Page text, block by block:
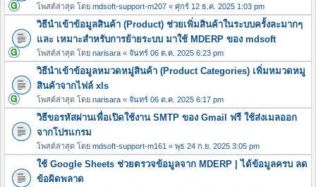
โพสต์ล่าสุด โดย mdsoft-support-m207 « ศุกร์ 12 ธ.ค. 2025 1:03 pm
วิธีนำเข้าข้อมูลสินค้า (Product) ช่วยเพิ่มสินค้าในระบบครั้งละมากๆ
และ เหมาะสำหรับการย้ายระบบ มาใช้ MDERP ของ mdsoft
โพสต์ล่าสุด โดย narisara « จันทร์ 06 ต.ค. 2025 6:23 pm
วิธีนำเข้าข้อมูลหมวดหมู่สินค้า (Product Categories) เพิ่มหมวดหมู
สินค้าจากไฟล์ xls
โพสต์ล่าสุด โดย narisara « จันทร์ 06 ต.ค. 2025 6:17 pm
วิธีขอรหัสผ่านเพื่อเปิดใช้งาน SMTP ของ Gmail ฟรี ใช้ส่งเมลออก
จากโปรแกรม
โพสต์ล่าสุด โดย mdsoft-support-m161 « พุธ 24 ก.ย. 2025 3:05 pm
ใช้ Google Sheets ช่วยตรวจข้อมูลจาก MDERP | ได้ข้อมูลครบ ลด
ข้อผิดพลาด